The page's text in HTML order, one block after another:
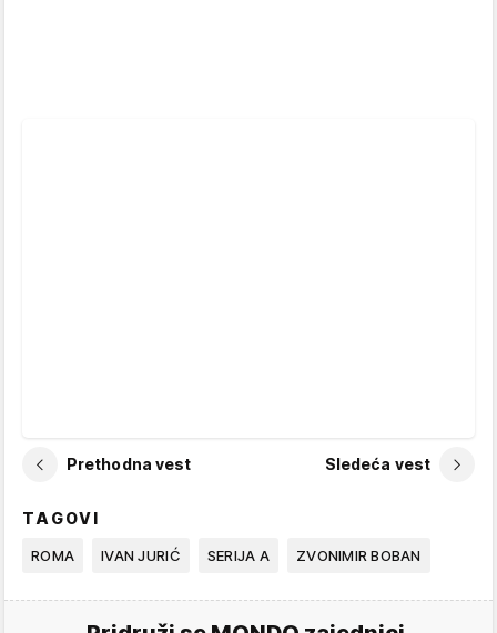
Prethodna vest Sledeća vest
TAGOVI
ROMA IVAN JURIĆ SERIJA A ZVONIMIR BOBAN